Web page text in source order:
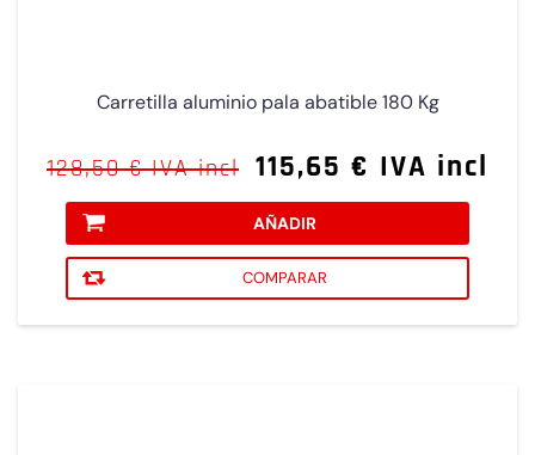
Carretilla aluminio pala abatible 180 Kg
128,50 € IVA incl 115,65 € IVA incl
AÑADIR
COMPARAR